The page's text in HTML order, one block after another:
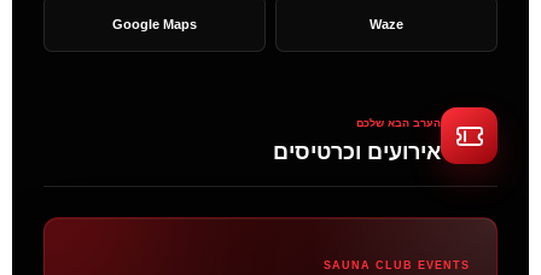
Waze
Google Maps
הערב הבא שלכם
אירועים וכרטיסים
SAUNA CLUB EVENTS